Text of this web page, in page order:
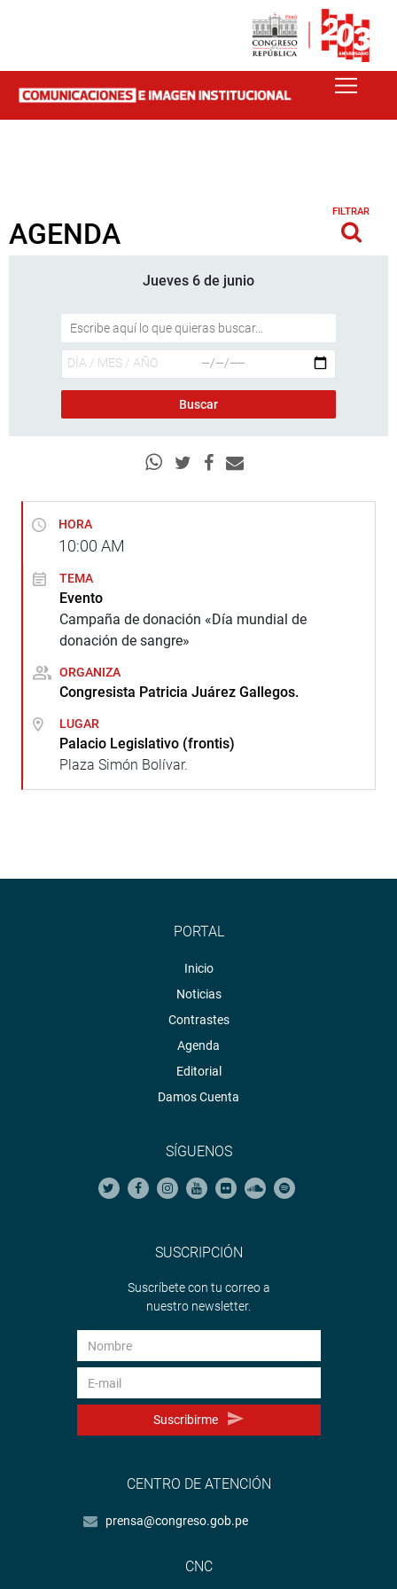
AGENDA
FILTRAR
Jueves 6 de junio
HORA
10:00 AM
TEMA
Evento
Campaña de donación «Día mundial de
donación de sangre»
ORGANIZA
Congresista Patricia Juárez Gallegos.
LUGAR
Palacio Legislativo (frontis)
Plaza Simón Bolívar.
PORTAL
Inicio
Noticias
Contrastes
Agenda
Editorial
Damos Cuenta
SÍGUENOS
SUSCRIPCIÓN
Suscríbete con tu correo a
nuestro newsletter.
Suscribirme
CENTRO DE ATENCIÓN
prensa@congreso.gob.pe
CNC